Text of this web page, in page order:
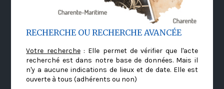
RECHERCHE OU RECHERCHE AVANCÉE
Votre recherche: Elle permet de vérifier que l'acte
recherché est dans notre base de données. Mais il
n'y a aucune indications de lieux et de date. Elle est
ouverte à tous (adhérents ou non)